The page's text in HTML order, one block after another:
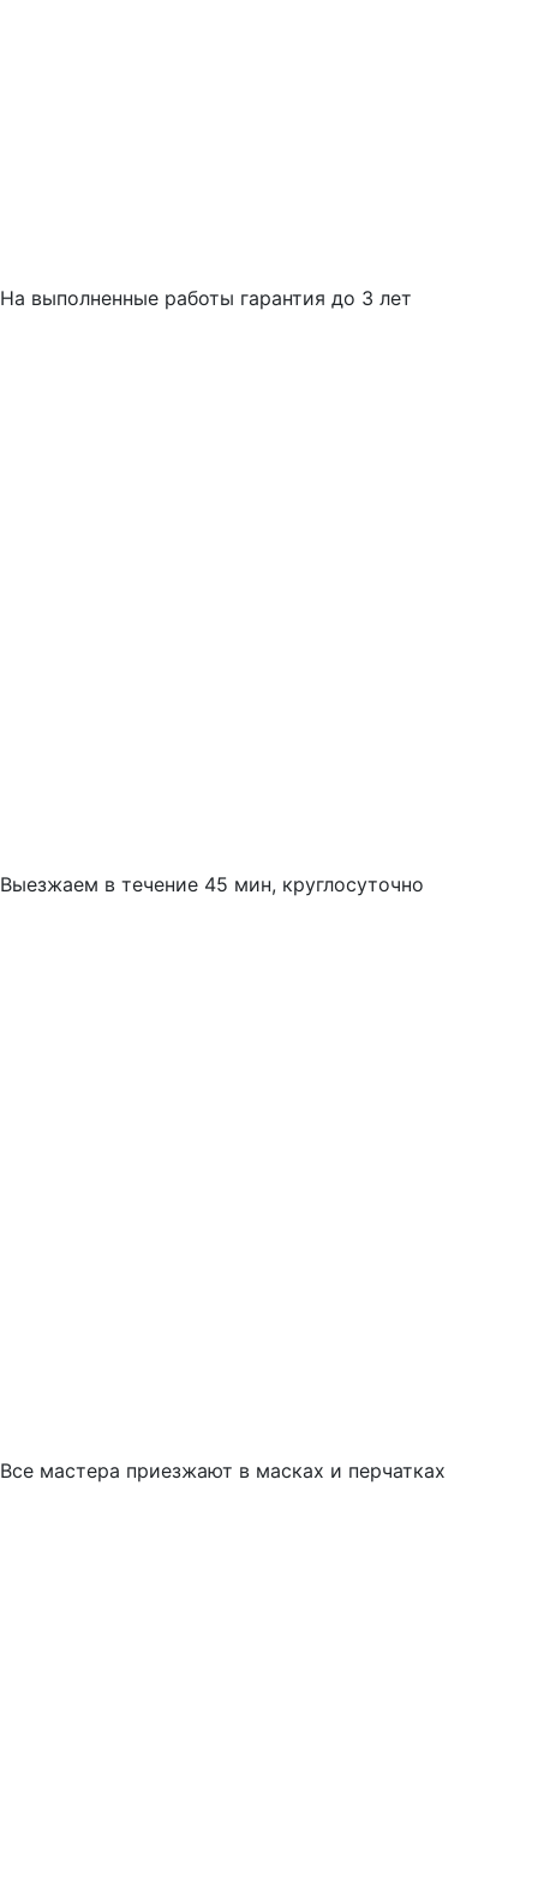
На выполненные работы гарантия до 3 лет
Выезжаем в течение 45 мин, круглосуточно
Все мастера приезжают в масках и перчатках